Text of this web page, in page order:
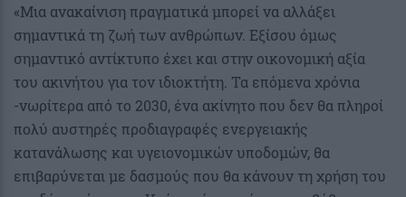
«Μια ανακαίνιση πραγματικά μπορεί να αλλάξει
σημαντικά τη ζωή των ανθρώπων. Εξίσου όμως
σημαντικό αντίκτυπο έχει και στην οικονομική αξία
του ακινήτου για τον ιδιοκτήτη. Τα επόμενα χρόνια
-νωρίτερα από το 2030, ένα ακίνητο που δεν θα πληροί
πολύ αυστηρές προδιαγραφές ενεργειακής
κατανάλωσης και υγειονομικών υποδομών, θα
επιβαρύνεται με δασμούς που θα κάνουν τη χρήση του